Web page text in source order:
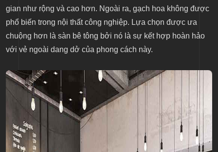
gian như rộng và cao hơn. Ngoài ra, gạch hoa không được
phổ biến trong nội thất công nghiệp. Lựa chọn được ưa
chuộng hơn là sàn bê tông bởi nó là sự kết hợp hoàn hảo
với vẻ ngoài dang dở của phong cách này.